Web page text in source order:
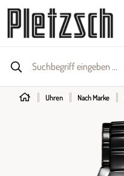
Uhren Nach Marke